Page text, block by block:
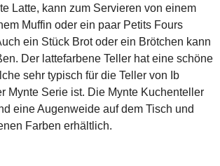
Latte, kann zum Servieren von einem
Muffin oder ein paar Petits Fours
ein Stück Brot oder ein Brötchen kann
Der lattefarbene Teller hat eine schöne
sehr typisch für die Teller von Ib
Mynte Serie ist. Die Mynte Kuchenteller
eine Augenweide auf dem Tisch und
Farben erhältlich.